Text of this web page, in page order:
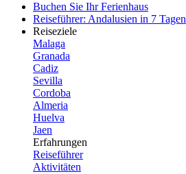
Buchen Sie Ihr Ferienhaus
Reiseführer: Andalusien in 7 Tagen
Reiseziele
Malaga
Granada
Cadiz
Sevilla
Cordoba
Almeria
Huelva
Jaen
Erfahrungen
Reiseführer
Aktivitäten